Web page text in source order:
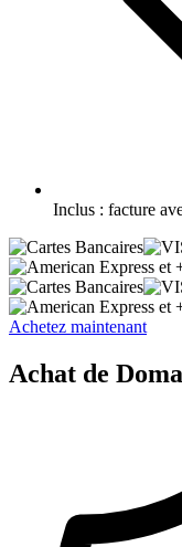
Inclus : facture
et
et
Achetez maintenant
Achat de